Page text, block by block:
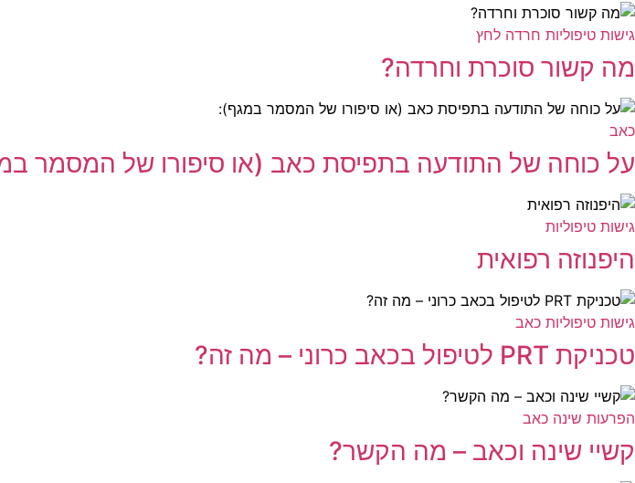
גישות טיפוליות חרדה לחץ
מה קשור סוכרת וחרדה?
כאב
על כוחה של התודעה בתפיסת כאב (או סיפורו של המסמר
גישות טיפוליות
היפנוזה רפואית
גישות טיפוליות כאב
טכניקת PRT לטיפול בכאב כרוני – מה זה?
הפרעות שינה כאב
קשיי שינה וכאב – מה הקשר?